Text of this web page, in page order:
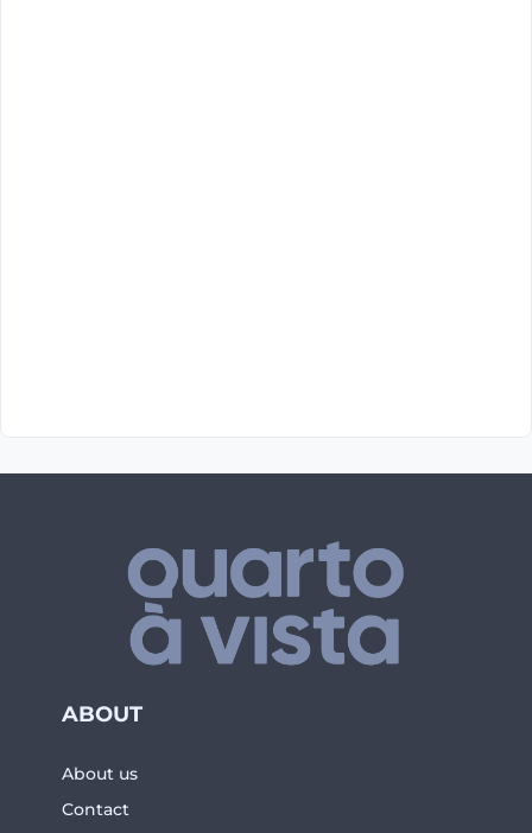
ABOUT
About us
Contact